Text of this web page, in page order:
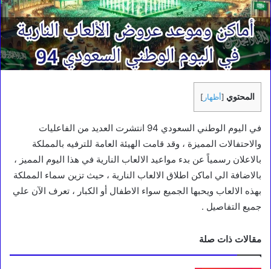
المحتوي [أظهار ]
في اليوم الوطني السعودي 94 انتشرت العديد من الفاعليات
والاحتفالات المميزة ، وقد قامت الهيئة العامة للترفيه بالمملكة
بالاعلان رسمياً عن بدء مواعيد الالعاب النارية في هذا اليوم المميز ،
بالاضافة الي اماكن اطلاق الالعاب النارية ، حيث تزين سماء المملكة
بهذه الالعاب ويحبها الجميع سواء الاطفال أو الكبار ، تعرف الآن علي
جميع التفاصيل .
مقالات ذات صلة